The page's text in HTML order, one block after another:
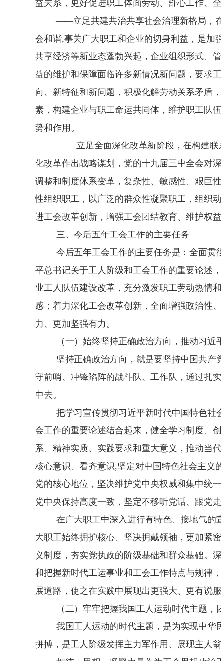
益关系，更好促进职工体面劳动、舒心工作、
——立足共建共治共享社会治理新格局，
会和谐,事关广大职工和企业的切身利益 ，是加
共享经济等新业态蓬勃兴起，企业组织形式、
益的维护和保障面临许多新情况新问题，要求
向、新特征和新问题，积极化解劳动关系矛盾
素，构建企业与职工命运共同体，维护职工队
势和作用。
——立足全面深化改革新阶段，在构建
化改革作出战略谋划，党的十九届三中全会对
调整和制度体系变革，复杂性、敏感性、艰巨
性组织职工，以广泛的群众性凝聚职工，组织
进工会改革创新，增强工会团结教育、维护权
三、今后五年工会工作的主要任务
今后五年工会工作的主要任务是： 全面贯
平总书记关于工人阶级和工会工作的重要论述
业工人队伍建设改革，充分激发职工劳动热情
感；着力深化工会改革创新，全面增强政治性
力、更加坚强有力。
（一）始终坚持正确政治方向，推动习
坚持正确政治方向，就是要坚持中国共
守前哨、冲锋陷阵的战斗队、工作队，通过扎
中去。
把学习宣传贯彻习近平新时代中国特色
会工作的重要论述结合起来，健全学习制度、
系、精神实质、实践要求和重大意义，推动当
核心意识、看齐意识,坚定对中国特色社会主义
党的核心地位，坚决维护党中央权威和集中统
党中央保持高度一致，坚定不移听党话、跟党
在广大职工中深入进行有特色、接地气的
大职工始终拥护核心、坚决拥戴领袖，更加紧
义制度，夯实党执政的阶级基础和群众基础。
和把握新时代工运事业和工会工作特点与规律
展道路，使之在实践中展现出更强大、更有说
（二）牢牢把握我国工人运动时代主题
我国工人运动的时代主题，是为实现中
拼搏，是工人阶级发挥主力军作用、展现主人